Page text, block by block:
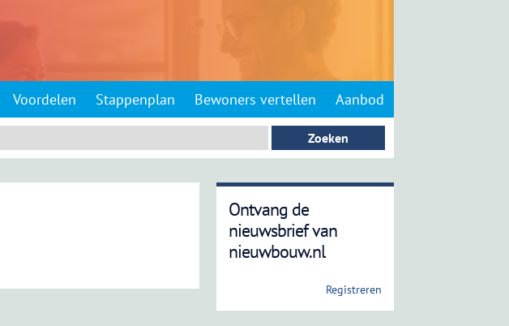
Voordelen Stappenplan Bewoners vertellen Aanbod
Ontvang de
nieuwsbrief van
nieuwbouw.nl
Registreren